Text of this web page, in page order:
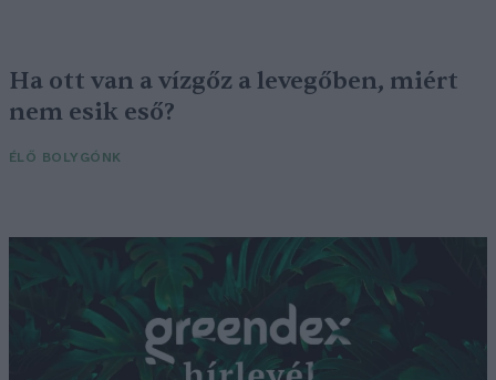
Ha ott van a vízgőz a levegőben, miért
nem esik eső?
ÉLŐ BOLYGÓNK